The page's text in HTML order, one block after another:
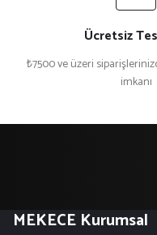
Ücretsiz
₺7500 ve üzeri
imkanı
MEKECE Kurumsal